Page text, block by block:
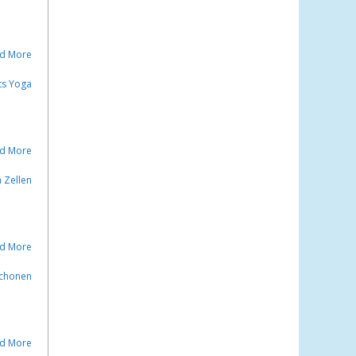
More
More
More
More